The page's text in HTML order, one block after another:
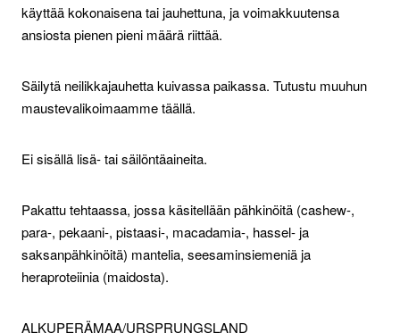
käyttää kokonaisena tai jauhettuna, ja voimakkuutensa
ansiosta pienen pieni määrä riittää.
Säilytä neilikkajauhetta kuivassa paikassa. Tutustu muuhun
maustevalikoimaamme täällä.
Ei sisällä lisä- tai säilöntäaineita.
Pakattu tehtaassa, jossa käsitellään pähkinöitä (cashew-,
para-, pekaani-, pistaasi-, macadamia-, hassel- ja
saksanpähkinöitä) mantelia, seesaminsiemeniä ja
heraproteiinia (maidosta).
ALKUPERÄMAA/URSPRUNGSLAND